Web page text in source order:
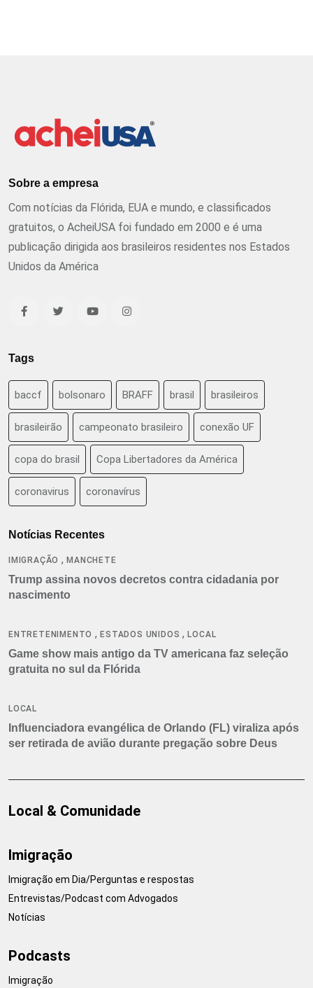
Sobre a empresa
Com notícias da Flórida, EUA e mundo, e classificados
gratuitos, o AcheiUSA foi fundado em 2000 e é uma
publicação dirigida aos brasileiros residentes nos Estados
Unidos da América
Tags
baccf bolsonaro BRAFF brasil brasileiros
brasileirão campeonato brasileiro conexão UF
copa do brasil Copa Libertadores da América
coronavirus coronavírus
Notícias Recentes
IMIGRAÇÃO ,MANCHETE
Trump assina novos decretos contra cidadania por
nascimento
ENTRETENIMENTO ,ESTADOS UNIDOS ,LOCAL
Game show mais antigo da TV americana faz seleção
gratuita no sul da Flórida
LOCAL
Influenciadora evangélica de Orlando (FL) viraliza após
ser retirada de avião durante pregação sobre Deus
Local & Comunidade
Imigração
Imigração em Dia/Perguntas e respostas
Entrevistas/Podcast com Advogados
Notícias
Podcasts
Imigração